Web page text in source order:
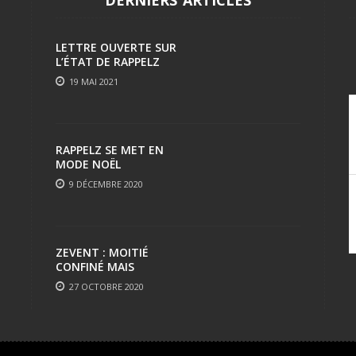
LETTRE OUVERTE SUR
L’ÉTAT DE RAPPELZ
19 MAI 2021
RAPPELZ SE MET EN
MODE NOËL
9 DÉCEMBRE 2020
ZEVENT : MOITIÉ
CONFINÉ MAIS
TOUJOURS AUSSI FUN
27 OCTOBRE 2020